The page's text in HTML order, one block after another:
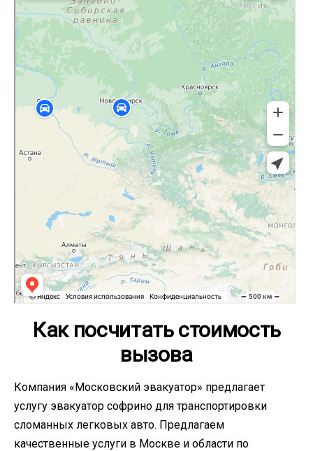
Как посчитать стоимость
вызова
Компания «Московский эвакуатор» предлагает
услугу эвакуатор софрино для транспортировки
сломанных легковых авто. Предлагаем
качественные услуги в Москве и области по